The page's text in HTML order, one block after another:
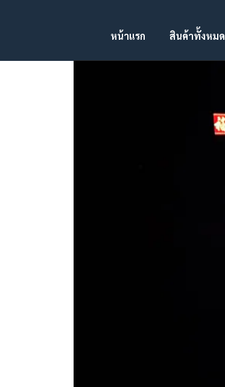
หน้าแรก สินค้าทั้งหมด